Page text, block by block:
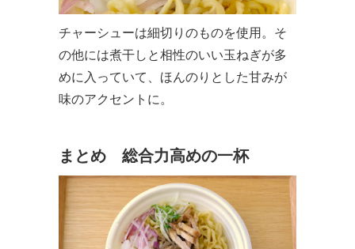
チャーシューは細切りのものを使用。そ
の他には煮干しと相性のいい玉ねぎが多
めに入っていて、ほんのりとした甘みが
味のアクセントに。
まとめ 総合力高めの一杯